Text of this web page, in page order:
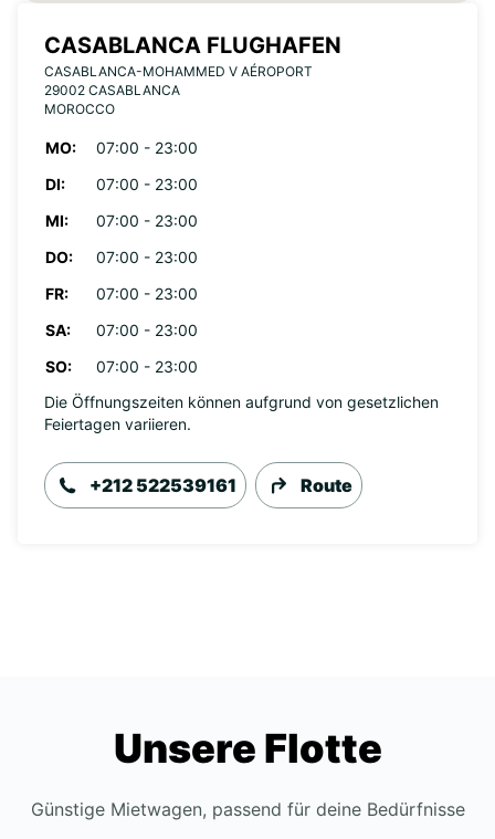
CASABLANCA FLUGHAFEN
CASABLANCA-MOHAMMED V AÉROPORT
29002 CASABLANCA
MOROCCO
MO:
07:00 - 23:00
DI:
07:00 - 23:00
MI:
07:00 - 23:00
DO:
07:00 - 23:00
FR:
07:00 - 23:00
SA:
07:00 - 23:00
SO:
07:00 - 23:00
Die Öffnungszeiten können aufgrund von gesetzlichen
Feiertagen variieren.
+212 522539161 Route
Unsere Flotte
Günstige Mietwagen, passend für deine Bedürfnisse